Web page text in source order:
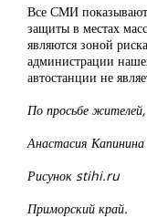
Все СМИ показывают
защиты в местах
являются зоной
администрации
автостанции не
По просьбе жителей,
Анастасия Капинина
Рисунок stihi.ru
Приморский край.